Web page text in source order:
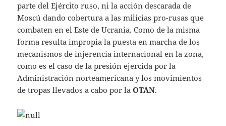
parte del Ejército ruso, ni la acción descarada de
Moscú dando cobertura a las milicias pro-rusas que
combaten en el Este de Ucrania. Como de la misma
forma resulta impropia la puesta en marcha de los
mecanismos de injerencia internacional en la zona,
como es el caso de la presión ejercida por la
Administración norteamericana y los movimientos
de tropas llevados a cabo por laOTAN.